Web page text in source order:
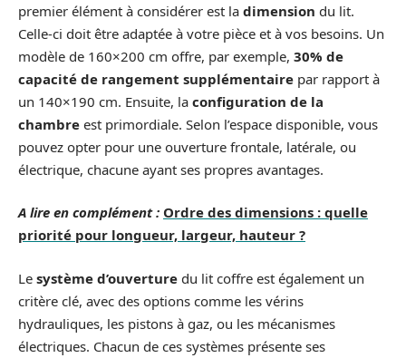
premier élément à considérer est la dimension du lit.
Celle-ci doit être adaptée à votre pièce et à vos besoins. Un
modèle de 160×200 cm offre, par exemple, 30% de
capacité de rangement supplémentaire par rapport à
un 140×190 cm. Ensuite, la configuration de la
chambre est primordiale. Selon l’espace disponible, vous
pouvez opter pour une ouverture frontale, latérale, ou
électrique, chacune ayant ses propres avantages.
A lire en complément : Ordre des dimensions : quelle
priorité pour longueur, largeur, hauteur ?
Le système d’ouverture du lit coffre est également un
critère clé, avec des options comme les vérins
hydrauliques, les pistons à gaz, ou les mécanismes
électriques. Chacun de ces systèmes présente ses